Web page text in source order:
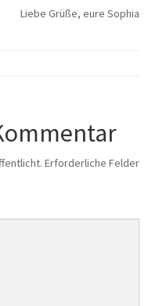
Liebe Grüße, eure Sophia
Erforderliche Felder